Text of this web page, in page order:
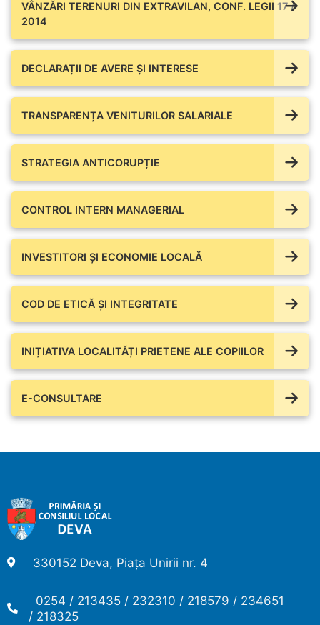
VÂNZĂRI TERENURI DIN EXTRAVILAN, CONF. LEGII 17 /
2014
DECLARAȚII DE AVERE ŞI INTERESE
TRANSPARENȚA VENITURILOR SALARIALE
STRATEGIA ANTICORUPȚIE
CONTROL INTERN MANAGERIAL
INVESTITORI ȘI ECONOMIE LOCALĂ
COD DE ETICĂ ȘI INTEGRITATE
INIȚIATIVA LOCALITĂȚI PRIETENE ALE COPIILOR
E-CONSULTARE
330152 Deva, Piața Unirii nr. 4
0254 / 213435 / 232310 / 218579 / 234651
/ 218325